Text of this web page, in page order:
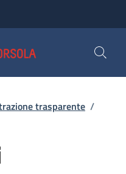
trasparente /